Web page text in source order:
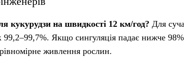
кукурудзи на швидкості 12 км/год? Для
Якщо сингуляція падає нижче
живлення рослин.